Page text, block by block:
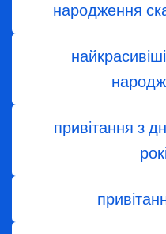
народження
привітання з